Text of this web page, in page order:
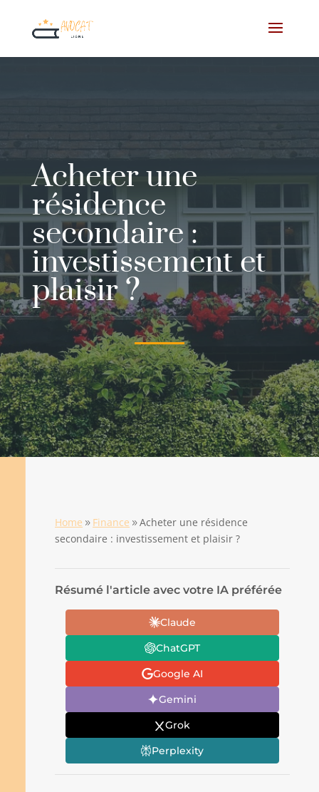
Acheter une
résidence
secondaire :
investissement et
plaisir ?
Home 9 Finance 9Acheter une résidence
secondaire : investissement et plaisir ?
Résumé l'article avec votre IA préférée
Claude
ChatGPT
Google AI
Gemini
Grok
Perplexity